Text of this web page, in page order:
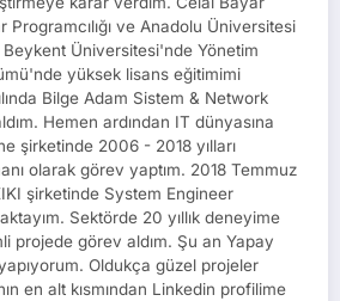
ve Anadolu Üniversitesi
Üniversitesi'nde Yönetim
yüksek lisans eğitimimi
Bilge Adam Sistem & Network
Hemen ardından IT dünyasına
şirketinde 2006 - 2018 yılları
olarak görev yaptım. 2018 Temmuz
şirketinde System Engineer
Sektörde 20 yıllık deneyime
projede görev aldım. Şu an Yapay
Oldukça güzel projeler
en alt kısmından Linkedin profilime